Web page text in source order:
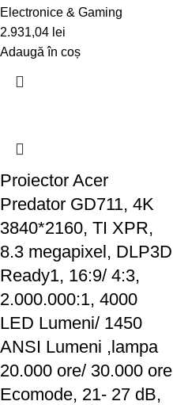
Electronice & Gaming
2.931,04 lei
Adaugă în coș
Proiector Acer
Predator GD711, 4K
3840*2160, TI XPR,
8.3 megapixel, DLP3D
Ready1, 16:9/ 4:3,
2.000.000:1, 4000
LED Lumeni/ 1450
ANSI Lumeni ,lampa
20.000 ore/ 30.000 ore
Ecomode, 21- 27 dB,